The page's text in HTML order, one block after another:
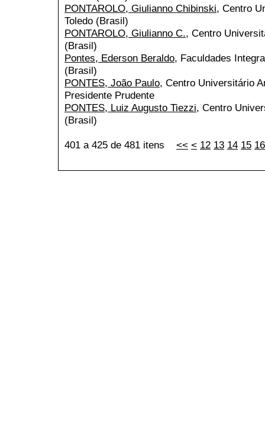
PONTAROLO, Giulianno Chibinski, Centro
Toledo (Brasil)
PONTAROLO, Giulianno C., Centro
(Brasil)
Pontes, Ederson Beraldo, Faculdades
(Brasil)
PONTES, João Paulo, Centro Universitário
Presidente Prudente
PONTES, Luiz Augusto Tiezzi, Centro
(Brasil)
401 a 425 de 481 itens << < 12 13 14 15 16